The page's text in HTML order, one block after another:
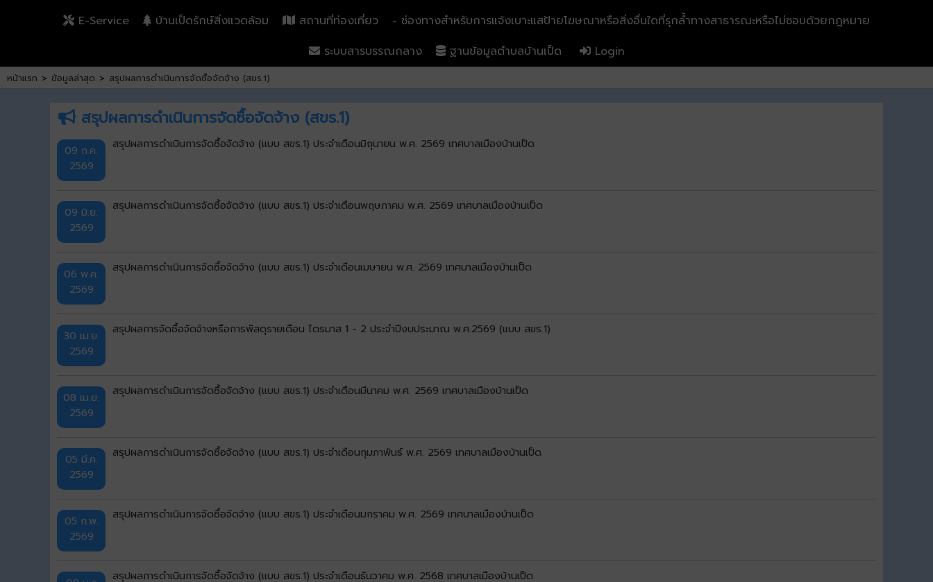
E-Service
บ้านเป็ดรักษ์สิ่งแวดล้อม สถานที่ท่องเที่ยว
- ช่องทางสำหรับการแจ้งเบาะแสป้ายโฆษณาหรือสิ่งอื่นใดที่รุกล้ำทางสาธารณะหรือไม่ชอบด้วยกฎหมาย
ระบบสารบรรณกลาง
ฐานข้อมูลตำบลบ้านเป็ด Login
หน้าแรก > ข้อมูลล่าสุด > สรุปผลการดำเนินการจัดซื้อจัดจ้าง (สขร.1)
สรุปผลการดำเนินการจัดซื้อจัดจ้าง (สขร.1)
09 ก.ค.
2569
สรุปผลการดำเนินการจัดซื้อจัดจ้าง (แบบ สขร.1) ประจำเดือนมิถุนายน พ.ศ. 2569 เทศบาลเมืองบ้านเป็ด
09 มิ.ย.
2569
สรุปผลการดำเนินการจัดซื้อจัดจ้าง (แบบ สขร.1) ประจำเดือนพฤษภาคม พ.ศ. 2569 เทศบาลเมืองบ้านเป็ด
06 พ.ค.
2569
สรุปผลการดำเนินการจัดซื้อจัดจ้าง (แบบ สขร.1) ประจำเดือนเมษายน พ.ศ. 2569 เทศบาลเมืองบ้านเป็ด
30 เม.ย.
2569
สรุปผลการจัดซื้อจัดจ้างหรือการพัสดุรายเดือน ไตรมาส 1 - 2 ประจำปีงบประมาณ พ.ศ.2569 (แบบ สขร.1)
08 เม.ย.
2569
สรุปผลการดำเนินการจัดซื้อจัดจ้าง (แบบ สขร.1) ประจำเดือนมีนาคม พ.ศ. 2569 เทศบาลเมืองบ้านเป็ด
05 มี.ค.
2569
สรุปผลการดำเนินการจัดซื้อจัดจ้าง (แบบ สขร.1) ประจำเดือนกุมภาพันธ์ พ.ศ. 2569 เทศบาลเมืองบ้านเป็ด
05 ก.พ.
2569
สรุปผลการดำเนินการจัดซื้อจัดจ้าง (แบบ สขร.1) ประจำเดือนมกราคม พ.ศ. 2569 เทศบาลเมืองบ้านเป็ด
สรุปผลการดำเนินการจัดซื้อจัดจ้าง (แบบ สขร.1) ประจำเดือนธันวาคม พ.ศ. 2568 เทศบาลเมืองบ้านเป็ด